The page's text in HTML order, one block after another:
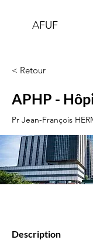
AFUF
< Retour
APHP -
Pr Jean-François
Description